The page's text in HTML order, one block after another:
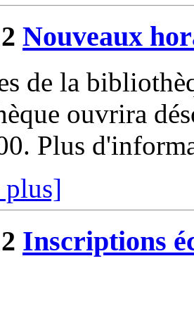
Nouveaux
de la
ouvrira
Plus
Inscriptions